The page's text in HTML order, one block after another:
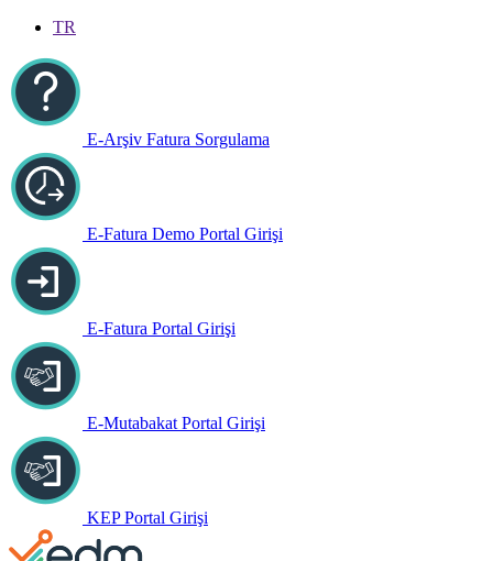
TR
E-Arşiv Fatura Sorgulama
E-Fatura Demo Portal Girişi
E-Fatura Portal Girişi
E-Mutabakat Portal Girişi
KEP Portal Girişi